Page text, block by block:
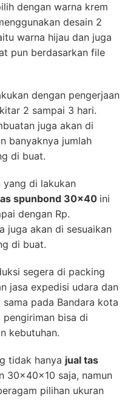
dengan warna krem
desain 2
warna hijau dan juga
pun berdasarkan file
dengan pengerjaan
2 sampai 3 hari.
juga akan di
banyaknya jumlah
di buat.
yang di lakukan
spunbond 30×40 ini
dengan Rp.
juga akan di sesuaikan
di buat.
segera di packing
jasa expedisi udara dan
pada Bandara kota
pengiriman bisa di
kebutuhan.
tidak hanya jual tas
30x40x10 saja, namun
pilihan ukuran